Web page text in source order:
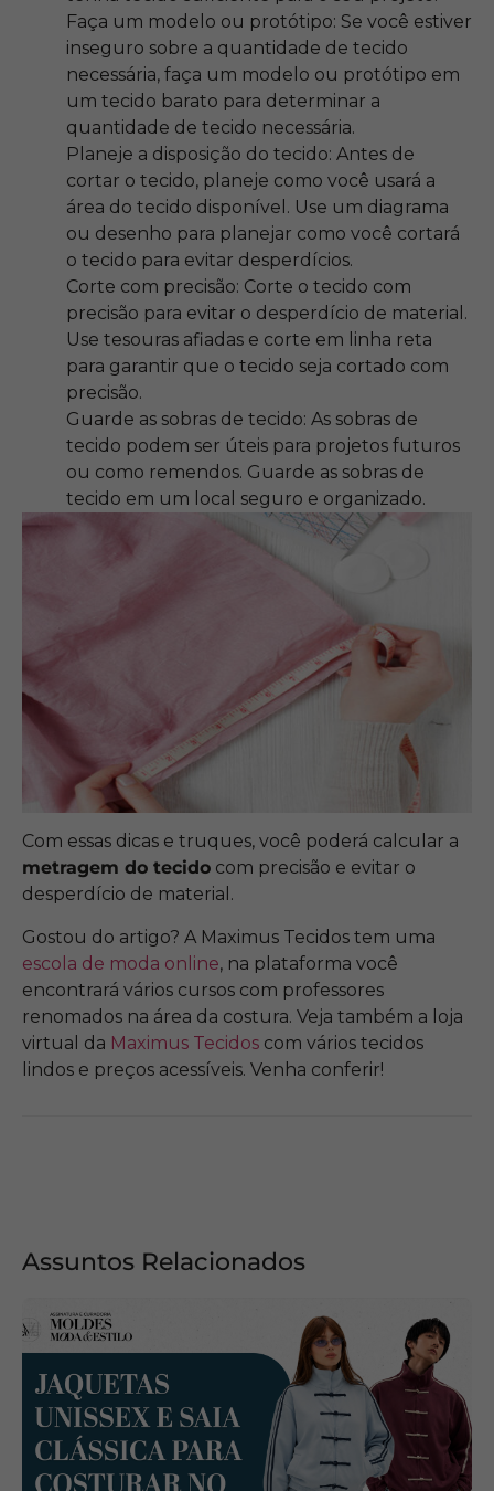
Faça um modelo ou protótipo: Se você estiver
inseguro sobre a quantidade de tecido
necessária, faça um modelo ou protótipo em
um tecido barato para determinar a
quantidade de tecido necessária.
Planeje a disposição do tecido: Antes de
cortar o tecido, planeje como você usará a
área do tecido disponível. Use um diagrama
ou desenho para planejar como você cortará
o tecido para evitar desperdícios.
Corte com precisão: Corte o tecido com
precisão para evitar o desperdício de material.
Use tesouras afiadas e corte em linha reta
para garantir que o tecido seja cortado com
precisão.
Guarde as sobras de tecido: As sobras de
tecido podem ser úteis para projetos futuros
ou como remendos. Guarde as sobras de
tecido em um local seguro e organizado.
Com essas dicas e truques, você poderá calcular a
metragem do tecido com precisão e evitar o
desperdício de material.
Gostou do artigo? A Maximus Tecidos tem uma
escola de moda online, na plataforma você
encontrará vários cursos com professores
renomados na área da costura. Veja também a loja
virtual da Maximus Tecidos com vários tecidos
lindos e preços acessíveis. Venha conferir!
Assuntos Relacionados